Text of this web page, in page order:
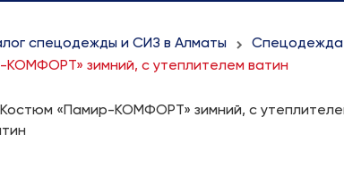
спецодежды и СИЗ в Алматы Спецодежда
КОМФОРТ» зимний, с утеплителем ватин